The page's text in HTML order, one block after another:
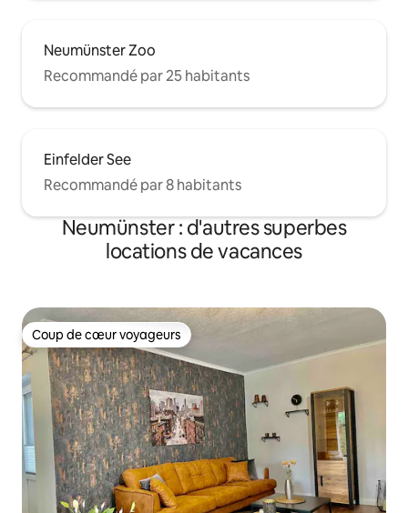
Neumünster Zoo
Recommandé par 25 habitants
Einfelder See
Recommandé par 8 habitants
Neumünster : d'autres superbes
locations de vacances
Coup de cœur voyageurs
Coup de cœur voyageurs